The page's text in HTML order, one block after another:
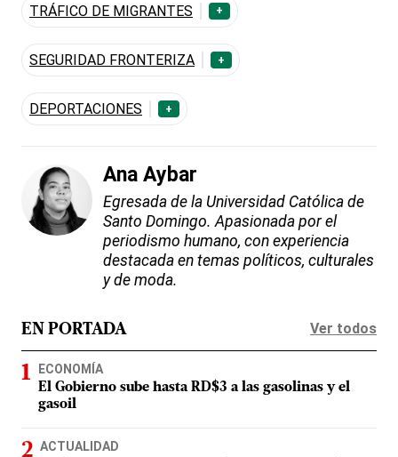
TRÁFICO DE MIGRANTES +
SEGURIDAD FRONTERIZA +
DEPORTACIONES +
Ana Aybar
Egresada de la Universidad Católica de
Santo Domingo. Apasionada por el
periodismo humano, con experiencia
destacada en temas políticos, culturales
y de moda.
EN PORTADA Ver todos
ECONOMÍA
El Gobierno sube hasta RD$3 a las gasolinas y el
gasoil
ACTUALIDAD